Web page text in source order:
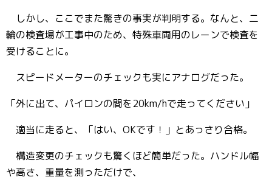
しかし、ここでまた驚きの事実が判明する。なんと、二
輪の検査場が工事中のため、特殊車両用のレーンで検査を
受けることに。
スピードメーターのチェックも実にアナログだった。
「外に出て、パイロンの間を20km/hで走ってください」
適当に走ると、「はい、OKです！」とあっさり合格。
構造変更のチェックも驚くほど簡単だった。ハンドル幅
や高さ、重量を測っただけで、